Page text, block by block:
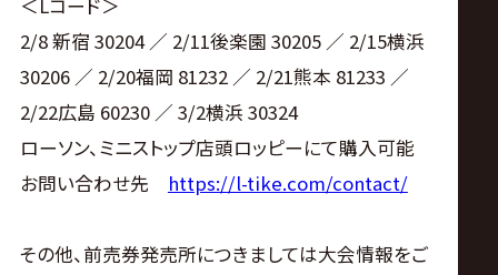
＜Lコード＞
2/8 新宿 30204 ／ 2/11後楽園 30205 ／ 2/15横浜
30206 ／ 2/20福岡 81232 ／ 2/21熊本 81233 ／
2/22広島 60230 ／ 3/2横浜 30324
ローソン、ミニストップ店頭ロッピーにて購入可能
お問い合わせ先 https://l-tike.com/contact/
その他、前売券発売所につきましては大会情報をご